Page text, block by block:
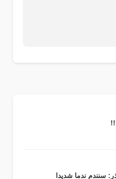
سنندم ندما شديدا